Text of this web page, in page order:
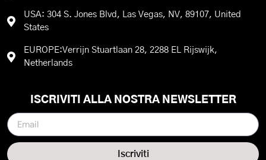
USA: 304 S. Jones Blvd, Las Vegas, NV, 89107, United
States
EUROPE:Verrijn Stuartlaan 28, 2288 EL Rijswijk,
Netherlands
ISCRIVITI ALLA NOSTRA NEWSLETTER
Iscriviti